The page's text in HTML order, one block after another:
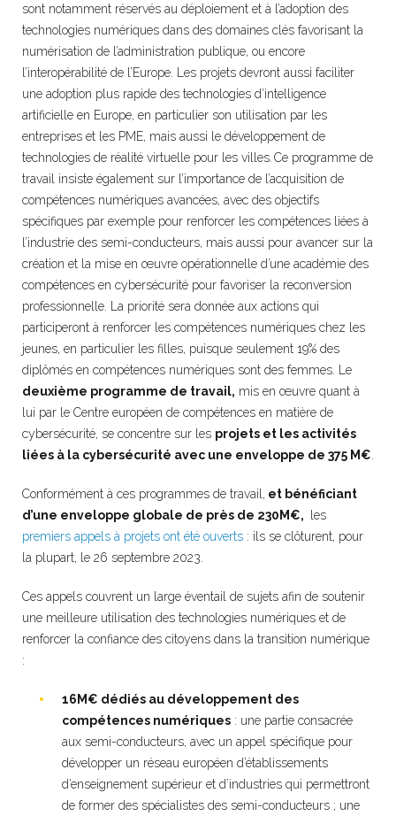
sont notamment réservés au déploiement et à l’adoption des
technologies numériques dans des domaines clés favorisant la
numérisation de l’administration publique, ou encore
l’interopérabilité de l’Europe. Les projets devront aussi faciliter
une adoption plus rapide des technologies d’intelligence
artificielle en Europe, en particulier son utilisation par les
entreprises et les PME, mais aussi le développement de
technologies de réalité virtuelle pour les villes. Ce programme de
travail insiste également sur l’importance de l’acquisition de
compétences numériques avancées, avec des objectifs
spécifiques par exemple pour renforcer les compétences liées à
l’industrie des semi-conducteurs, mais aussi pour avancer sur la
création et la mise en œuvre opérationnelle d’une académie des
compétences en cybersécurité pour favoriser la reconversion
professionnelle. La priorité sera donnée aux actions qui
participeront à renforcer les compétences numériques chez les
jeunes, en particulier les filles, puisque seulement 19% des
diplômés en compétences numériques sont des femmes. Le
deuxième programme de travail, mis en œuvre quant à
lui par le Centre européen de compétences en matière de
cybersécurité, se concentre sur les projets et les activités
liées à la cybersécurité avec une enveloppe de 375 M€
Conformément à ces programmes de travail, et bénéficiant
d’une enveloppe globale de près de 230M€,
les
premiers appels à projets ont été ouverts : ils se clôturent, pour
la plupart, le 26 septembre 2023.
Ces appels couvrent un large éventail de sujets afin de soutenir
une meilleure utilisation des technologies numériques et de
renforcer la confiance des citoyens dans la transition numérique
:
16M€ dédiés au développement des
compétences numériques : une partie consacrée
aux semi-conducteurs, avec un appel spécifique pour
développer un réseau européen d’établissements
d’enseignement supérieur et d’industries qui permettront
de former des spécialistes des semi-conducteurs ; une